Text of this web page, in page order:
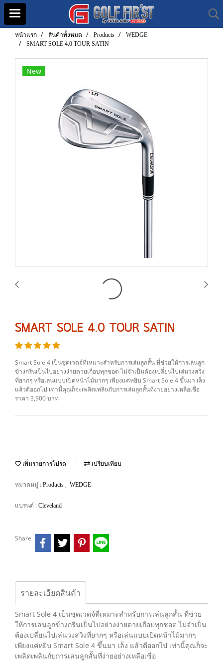
หน้าแรก สินค้าทั้งหมด Products
WEDGE
SMART SOLE 4.0 TOUR SATIN
New
SMART SOLE 4.0 TOUR SATIN
Smart Sole 4 เป็นชุดเวดจ์ที่เหมาะสำหรับการเล่นลูกสั้น ที่ช่วยให้การเล่นลูก
ข้างกรีนเป็นไปอย่างง่ายดายเกือบทุกชอต ไม่จำเป็นต้องเปลี่ยนไปเล่นวงสวิง
ที่ยากๆ หรือเล่นแบบเปิดหน้าไม้มากๆ เพียงแค่หยิบ Smart Sole 4 ขึ้นมา เล็ง
แล้วตีออกไป เท่านี้คุณก็จะเพลิดเพลินกับการเล่นลูกสั้นที่ง่ายอย่างเหลือเชื่อ
ราคา 3,900 บาท
เพิ่มรายการโปรด เปรียบเทียบ
หมวดหมู่ : Products , WEDGE
แบรนด์ : Cleveland
Share
รายละเอียดสินค้า
Smart Sole 4 เป็นชุดเวดจ์ที่เหมาะสำหรับการเล่นลูกสั้น ที่ช่วย
ให้การเล่นลูกข้างกรีนเป็นไปอย่างง่ายดายเกือบทุกชอต ไม่จำเป็น
ต้องเปลี่ยนไปเล่นวงสวิงที่ยากๆ หรือเล่นแบบเปิดหน้าไม้มากๆ
เพียงแค่หยิบ Smart Sole 4 ขึ้นมา เล็ง แล้วตีออกไป เท่านี้คุณก็จะ
เพลิดเพลินกับการเล่นลูกสั้นที่ง่ายอย่างเหลือเชื่อ